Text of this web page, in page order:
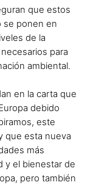
que estos
se ponen en
de la
para
ambiental.
en la carta que
debido
este
que esta nueva
más
y el bienestar de
pero también